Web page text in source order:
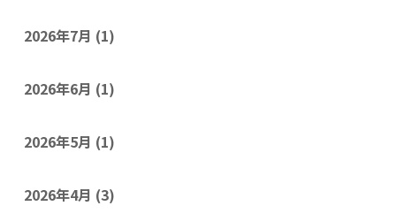
2026年7月 (1)
2026年6月 (1)
2026年5月 (1)
2026年4月 (3)